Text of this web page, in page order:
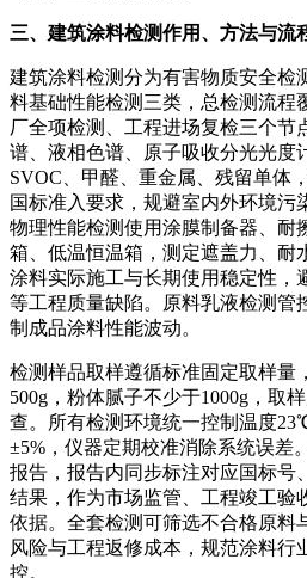
三、建筑涂料检测作用、方法与流
建筑涂料检测分为有害物质安全检
料基础性能检测三类，总检测流程
厂全项检测、工程进场复检三个节
谱、液相色谱、原子吸收分光光度
SVOC、甲醛、重金属、残留单体
国标准入要求，规避室内外环境污
物理性能检测使用涂膜制备器、耐
箱、低温恒温箱，测定遮盖力、耐
涂料实际施工与长期使用稳定性，
等工程质量缺陷。原料乳液检测管
制成品涂料性能波动。
检测样品取样遵循标准固定取样量
500g，粉体腻子不少于1000g，取
查。所有检测环境统一控制温度
±5%，仪器定期校准消除系统误差
报告，报告内同步标注对应国标号
结果，作为市场监管、工程竣工验
依据。全套检测可筛选不合格原料
风险与工程返修成本，规范涂料行
控。